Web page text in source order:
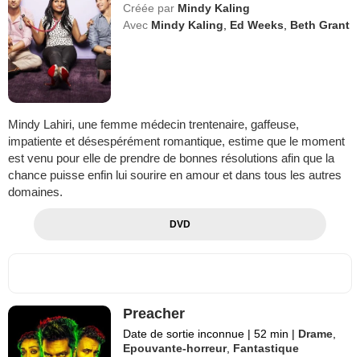
Créée par Mindy Kaling
Avec Mindy Kaling Ed Weeks Beth Grant
Mindy Lahiri, une femme médecin trentenaire, gaffeuse,
impatiente et désespérément romantique, estime que le moment
est venu pour elle de prendre de bonnes résolutions afin que la
chance puisse enfin lui sourire en amour et dans tous les autres
domaines.
DVD
Preacher
Date de sortie inconnue | 52 min | Drame
Epouvante-horreur, Fantastique